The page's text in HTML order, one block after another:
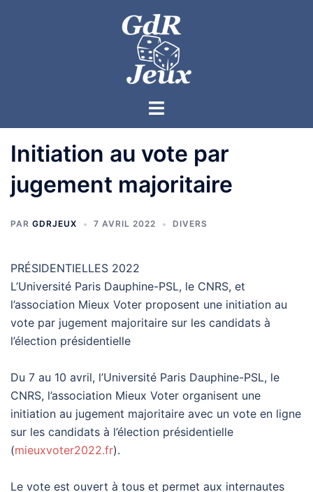
Initiation au vote par
jugement majoritaire
PAR GDRJEUX 7 AVRIL 2022 DIVERS
PRÉSIDENTIELLES 2022
L’Université Paris Dauphine-PSL, le CNRS, et
l’association Mieux Voter proposent une initiation au
vote par jugement majoritaire sur les candidats à
l’élection présidentielle
Du 7 au 10 avril, l’Université Paris Dauphine-PSL, le
CNRS, l’association Mieux Voter organisent une
initiation au jugement majoritaire avec un vote en ligne
sur les candidats à l’élection présidentielle
(mieuxvoter2022.fr).
Le vote est ouvert à tous et permet aux internautes